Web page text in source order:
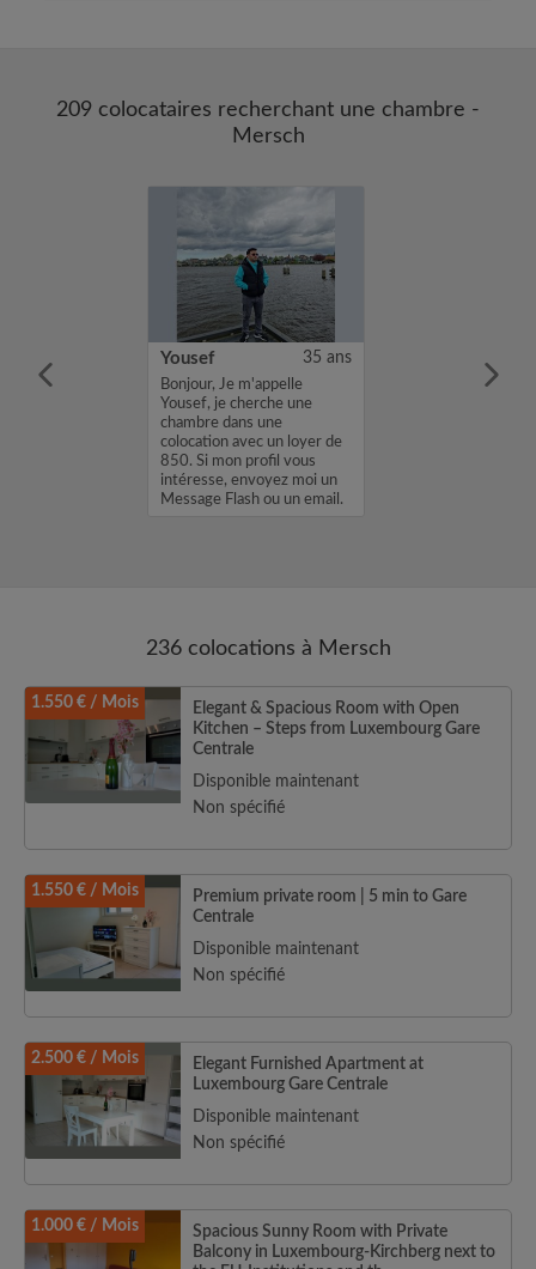
209 colocataires recherchant une chambre -
Mersch
Her, je
Yousef 35 ans
Bonjour, Je m'appelle
Yousef, je cherche une
chambre dans une
colocation avec un loyer de
850. Si mon profil vous
intéresse, envoyez moi un
Message Flash ou un email.
236 colocations à Mersch
1.550 € / Mois
Elegant & Spacious Room with Open
Kitchen – Steps from Luxembourg Gare
Centrale
Disponible maintenant
Non spécifié
1.550 € / Mois
Premium private room | 5 min to Gare
Centrale
Disponible maintenant
Non spécifié
2.500 € / Mois
Elegant Furnished Apartment at
Luxembourg Gare Centrale
Disponible maintenant
Non spécifié
1.000 € / Mois
Spacious Sunny Room with Private
Balcony in Luxembourg-Kirchberg next to